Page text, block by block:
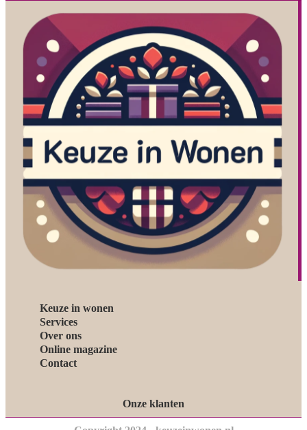
Keuze in wonen
Services
Over ons
Online magazine
Contact
Onze klanten